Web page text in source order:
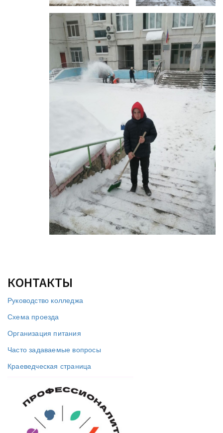
КОНТАКТЫ
Руководство колледжа
Схема проезда
Организация питания
Часто задаваемые вопросы
Краеведческая страница